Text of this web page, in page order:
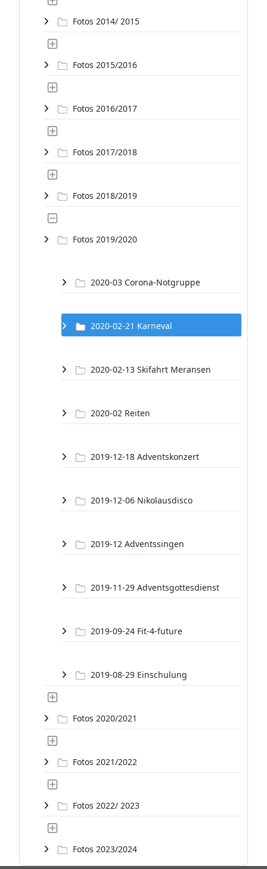
Fotos 2014/ 2015
Fotos 2015/2016
Fotos 2016/2017
Fotos 2017/2018
Fotos 2018/2019
Fotos 2019/2020
2020-03 Corona-Notgruppe
2020-02-21 Karneval
2020-02-13 Skifahrt Meransen
2020-02 Reiten
2019-12-18 Adventskonzert
2019-12-06 Nikolausdisco
2019-12 Adventssingen
2019-11-29 Adventsgottesdienst
2019-09-24 Fit-4-future
2019-08-29 Einschulung
Fotos 2020/2021
Fotos 2021/2022
Fotos 2022/ 2023
Fotos 2023/2024